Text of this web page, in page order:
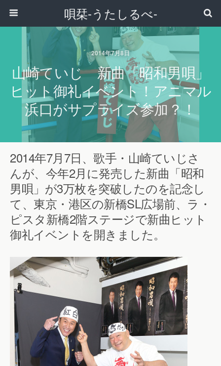
唄栞-うたしるべ-
2014年7月8日
山崎ていじ 新曲「昭和男唄」
ヒット御礼イベント！アニマル
浜口がサプライズ参加？！
2014年7月7日、歌手・山崎ていじさ
んが、今年2月に発売した新曲「昭和
男唄」が3万枚を突破したのを記念し
て、東京・港区の新橋SL広場前、ラ・
ピスタ新橋2階ステージで新曲ヒット
御礼イベントを開きました。